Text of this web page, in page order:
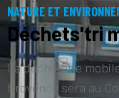
NATURE ET
Déchets'tri
La déchèterie
Provence sera au